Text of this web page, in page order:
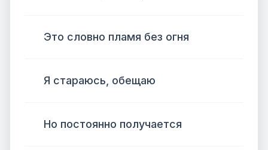
Это словно пламя без огня
Я стараюсь, обещаю
Но постоянно получается